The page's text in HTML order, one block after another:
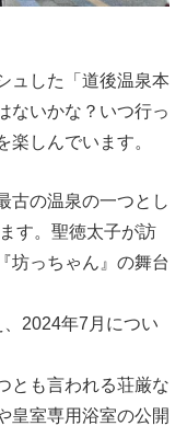
ュした「道後温泉本
ないかな？いつ行っ
楽しんでいます。
古の温泉の一つとし
す。聖徳太子が訪
坊っちゃん』の舞台
2024年7月につい
とも言われる荘厳な
皇室専用浴室の公開